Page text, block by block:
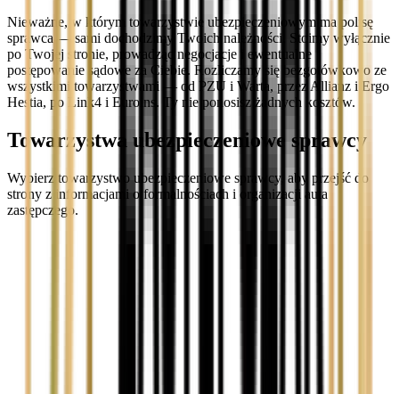
Nieważne, w którym towarzystwie ubezpieczeniowym ma polisę
sprawca — sami dochodzimy Twoich należności. Stoimy wyłącznie
po Twojej stronie, prowadząc negocjacje i ewentualne
postępowanie sądowe za Ciebie. Rozliczamy się bezgotówkowo ze
wszystkimi towarzystwami — od PZU i Warta, przez Allianz i Ergo
Hestia, po Link4 i Euroins. Ty nie ponosisz żadnych kosztów.
Towarzystwa ubezpieczeniowe sprawcy
Wybierz towarzystwo ubezpieczeniowe sprawcy, aby przejść do
strony z informacjami o formalnościach i organizacji auta
zastępczego.